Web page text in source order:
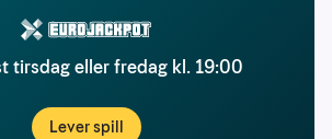
tirsdag eller fredag kl. 19:00
Lever spill